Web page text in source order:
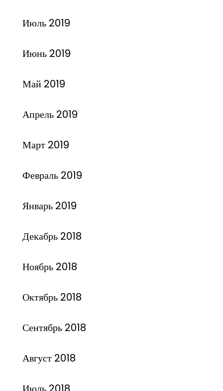
Июль 2019
Июнь 2019
Май 2019
Апрель 2019
Март 2019
Февраль 2019
Январь 2019
Декабрь 2018
Ноябрь 2018
Октябрь 2018
Сентябрь 2018
Август 2018